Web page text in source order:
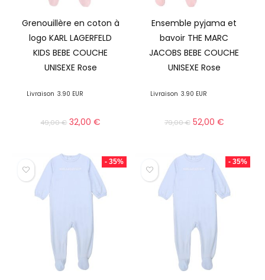
Grenouillère en coton à
logo KARL LAGERFELD
KIDS BEBE COUCHE
UNISEXE Rose
Livraison 3.90 EUR
49,00€ 32,00€
Ensemble pyjama et
bavoir THE MARC
JACOBS BEBE COUCHE
UNISEXE Rose
Livraison 3.90 EUR
79,00€ 52,00 €
- 35% - 35%